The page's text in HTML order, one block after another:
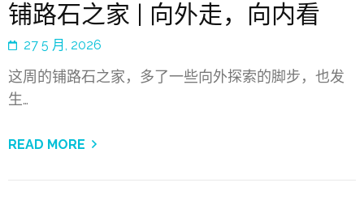
铺路石之家 | 向外走，向内看
27 5 月, 2026
这周的铺路石之家，多了一些向外探索的脚步，也发
生…
READ MORE